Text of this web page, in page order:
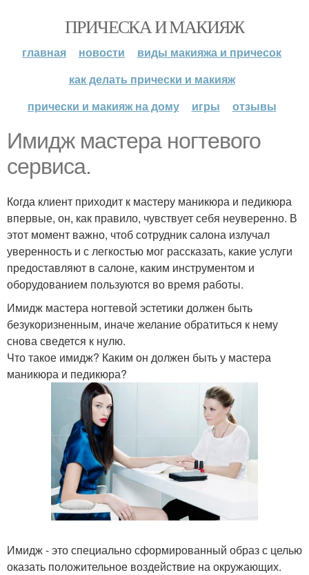
ПРИЧЕСКА И МАКИЯЖ
главная новости
виды макияжа и причесок
как делать прически и макияж
прически и макияж на дому
игры отзывы
Имидж мастера ногтевого
сервиса.
Когда клиент приходит к мастеру маникюра и педикюра
впервые, он, как правило, чувствует себя неуверенно. В
этот момент важно, чтоб сотрудник салона излучал
уверенность и с легкостью мог рассказать, какие услуги
предоставляют в салоне, каким инструментом и
оборудованием пользуются во время работы.
Имидж мастера ногтевой эстетики должен быть
безукоризненным, иначе желание обратиться к нему
снова сведется к нулю.
Что такое имидж? Каким он должен быть у мастера
маникюра и педикюра?
Имидж - это специально сформированный образ с целью
оказать положительное воздействие на окружающих.